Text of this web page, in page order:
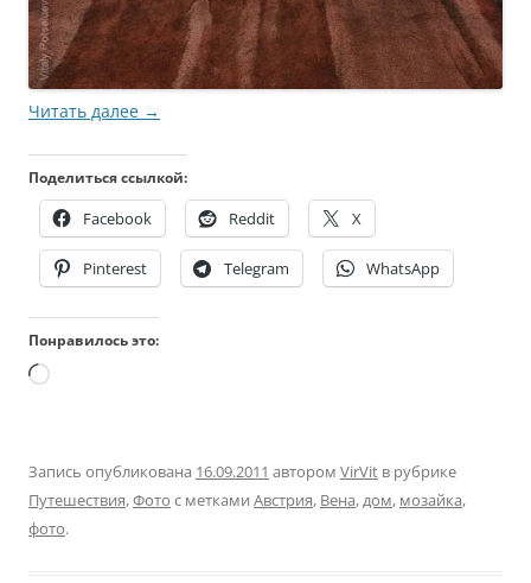
Читать далее →
Поделиться ссылкой:
Facebook Reddit X
Pinterest Telegram WhatsApp
Понравилось это:
Загрузка…
Запись опубликована 16.09.2011 автором VirVit в рубрике
Путешествия,Фото с метками Австрия, Вена,дом, мозайка,
фото.